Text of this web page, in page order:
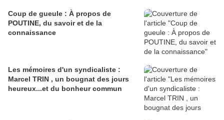
Coup de gueule : À propos de
POUTINE, du savoir et de la
connaissance
Les mémoires d'un syndicaliste :
Marcel TRIN , un bougnat des jours
heureux...et du bonheur commun